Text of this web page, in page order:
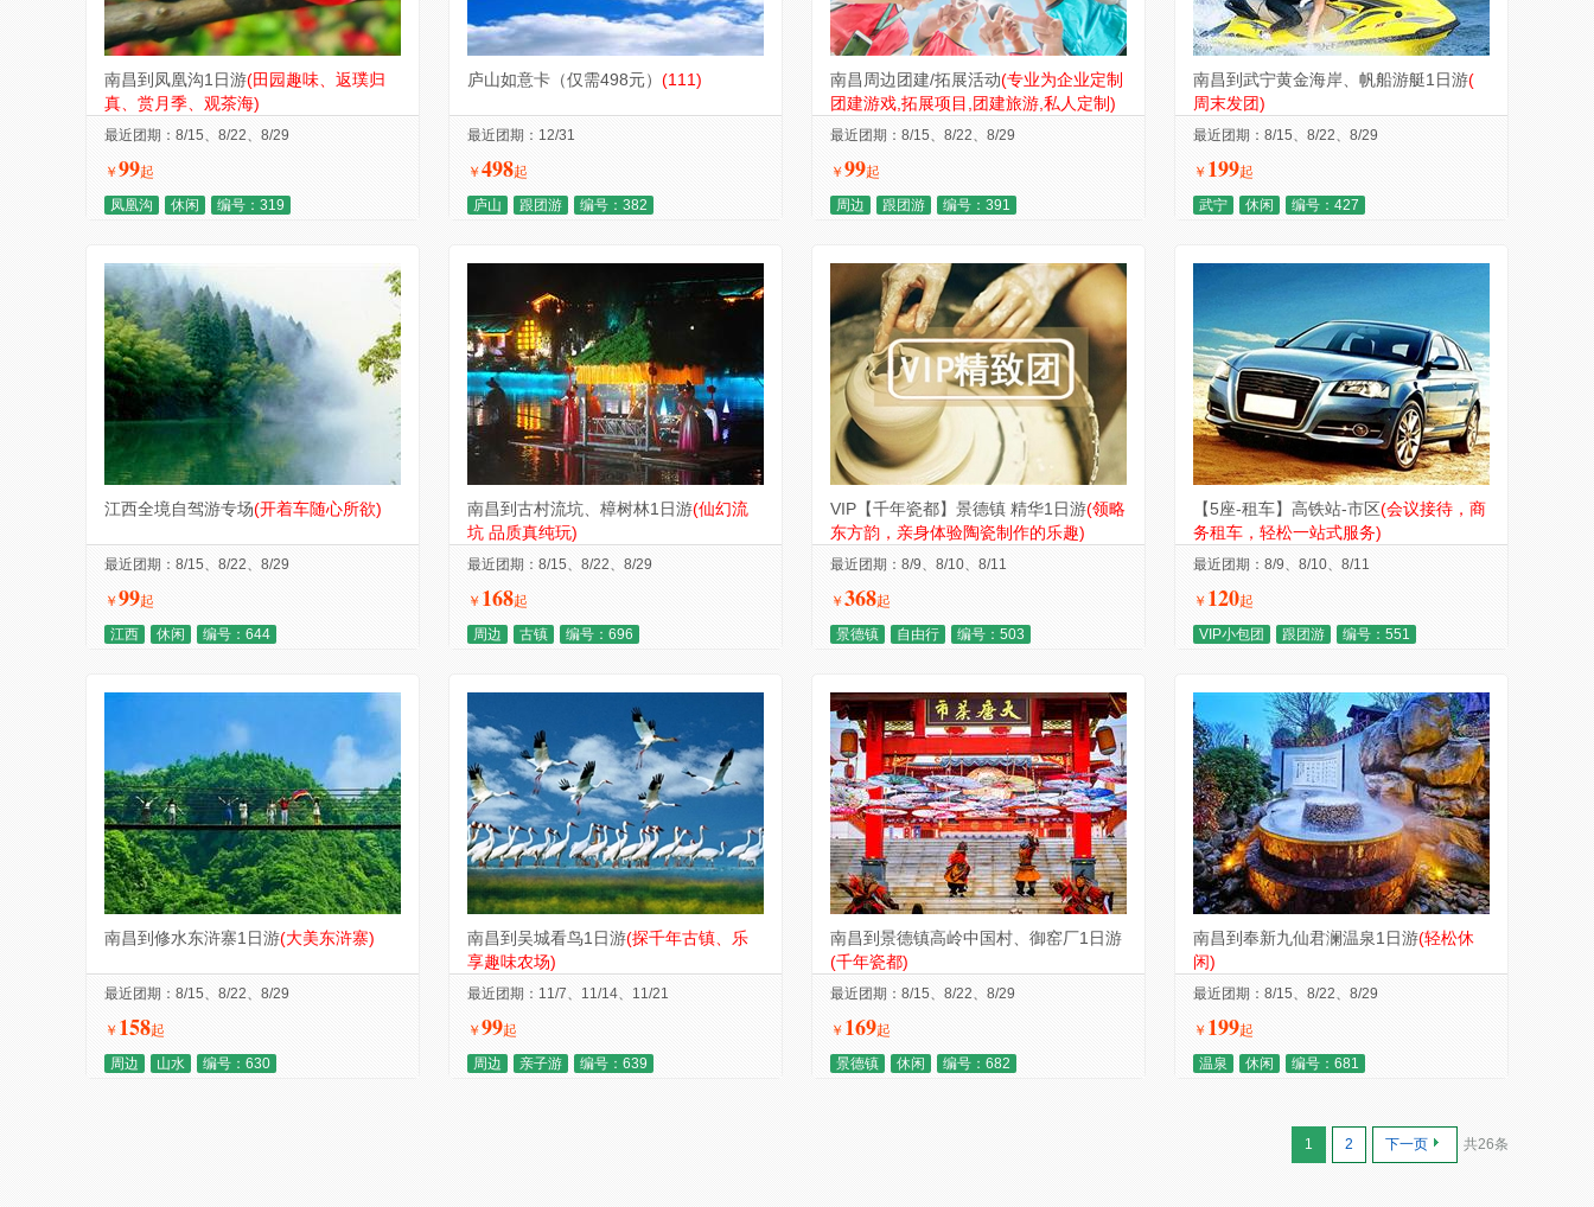
南昌到凤凰沟1日游(田园趣味、返璞归
真、赏月季、观茶海)
最近团期：8/15、8/22、8/29
￥99起
凤凰沟
休闲 编号：319
庐山如意卡（仅需498元） (111)
最近团期：12/31
￥498起
庐山
跟团游 编号：382
南昌周边团建/拓展活动(专业为企业定制
团建游戏,拓展项目,团建旅游,私人定制)
最近团期：8/15、8/22、8/29
￥99起
周边
跟团游 编号：391
南昌到武宁黄金海岸、帆船游艇1日游(
周末发团)
最近团期：8/15、8/22、8/29
￥ 199起
武宁
休闲 编号：427
江西全境自驾游专场(开着车随心所欲)
最近团期：8/15、8/22、8/29
￥99起
江西
休闲 编号：644
南昌到古村流坑、樟树林1日游(仙幻流
坑 品质真纯玩)
最近团期：8/15、8/22、8/29
￥ 168起
周边
古镇 编号：696
VIP【千年瓷都】景德镇 精华1日游(领略
东方韵，亲身体验陶瓷制作的乐趣)
最近团期：8/9、8/10、8/11
￥368起
景德镇
自由行 编号：503
【5座-租车】高铁站-市区(会议接待，商
务租车，轻松一站式服务)
最近团期：8/9、8/10、8/11
￥ 120起
VIP小包团
跟团游 编号：551
南昌到修水东浒寨1日游(大美东浒寨)
最近团期：8/15、8/22、8/29
￥ 158起
周边
山水 编号：630
南昌到吴城看鸟1日游(探千年古镇、乐
享趣味农场)
最近团期：11/7、11/14、11/21
￥99起
周边
亲子游 编号：639
南昌到景德镇高岭中国村、御窑厂1日游
(千年瓷都)
最近团期：8/15、8/22、8/29
￥ 169起
景德镇
休闲 编号：682
南昌到奉新九仙君澜温泉1日游(轻松休
闲)
最近团期：8/15、8/22、8/29
￥ 199起
温泉
休闲 编号：681
共26条
1 2 下一页